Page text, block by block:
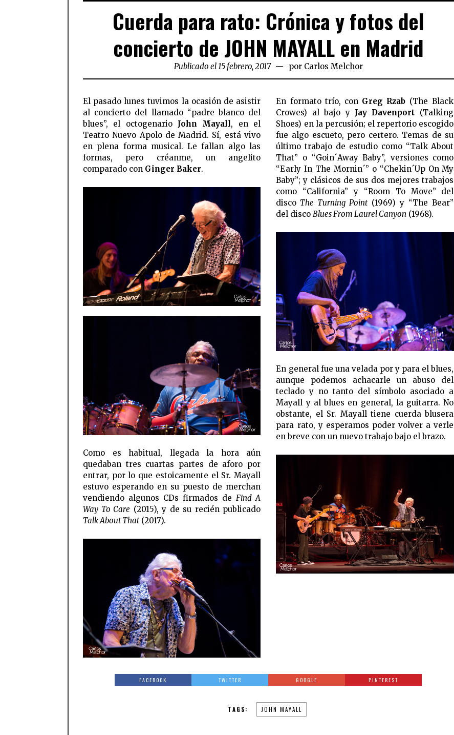
Cuerda para rato: Crónica y fotos del
concierto de JOHN MAYALL en Madrid
Publicado el 15 febrero, 2017 por Carlos Melchor
El pasado lunes tuvimos la ocasión de asistir
al concierto del llamado “padre blanco del
blues”, el octogenario John Mayall, en el
Teatro Nuevo Apolo de Madrid. Sí, está vivo
en plena forma musical. Le fallan algo las
formas, pero créanme, un angelito
comparado con Ginger Baker.
Como es habitual, llegada la hora aún
quedaban tres cuartas partes de aforo por
entrar, por lo que estoicamente el Sr. Mayall
estuvo esperando en su puesto de merchan
vendiendo algunos CDs firmados de Find A
Way To Care (2015), y de su recién publicado
Talk About That(2017).
En formato trío, con Greg Rzab (The Black
Crowes) al bajo y Jay Davenport (Talking
Shoes) en la percusión; el repertorio escogido
fue algo escueto, pero certero. Temas de su
último trabajo de estudio como “Talk About
That” o “Goin´Away Baby”, versiones como
“Early In The Mornin´” o “Chekin´Up On My
Baby”; y clásicos de sus dos mejores trabajos
como “California” y “Room To Move” del
disco The Turning Point(1969) y “The Bear”
del discoBlues From Laurel Canyon (1968).
En general fue una velada por y para el blues,
aunque podemos achacarle un abuso del
teclado y no tanto del símbolo asociado a
Mayall y al blues en general, la guitarra. No
obstante, el Sr. Mayall tiene cuerda blusera
para rato, y esperamos poder volver a verle
en breve con un nuevo trabajo bajo el brazo.
FACEBOOK TWITTER GOOGLE PINTEREST
TAGS: JOHN MAYALL